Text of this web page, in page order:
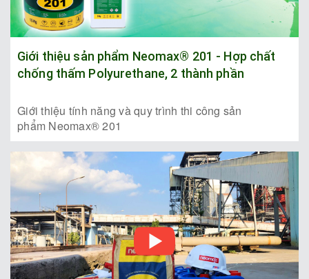
Giới thiệu sản phẩm Neomax® 201 - Hợp chất
chống thấm Polyurethane, 2 thành phần
Giới thiệu tính năng và quy trình thi công sản
phẩm Neomax® 201